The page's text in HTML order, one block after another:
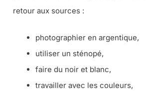
retour aux sources :
photographier en argentique,
utiliser un sténopé,
faire du noir et blanc,
travailler avec les couleurs,